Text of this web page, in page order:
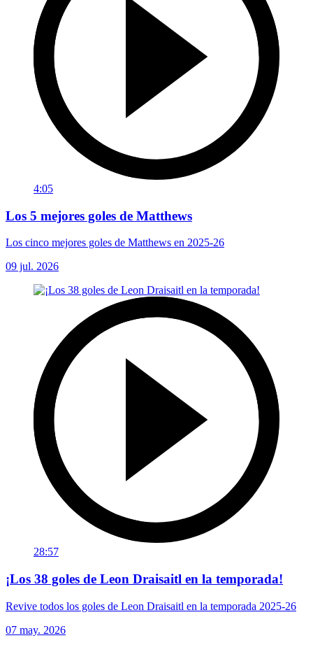
4:05
Los 5 mejores goles de Matthews
Los cinco mejores goles de Matthews en 2025-26
09 jul. 2026
28:57
¡Los 38 goles de Leon Draisaitl en la temporada!
Revive todos los goles de Leon Draisaitl en la temporada 2025-26
07 may. 2026